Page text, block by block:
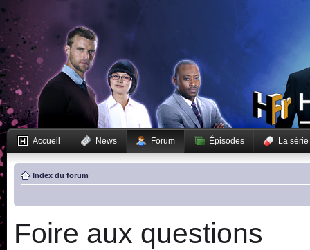
Accueil News Forum Épisodes La série
Index du forum
Foire aux questions